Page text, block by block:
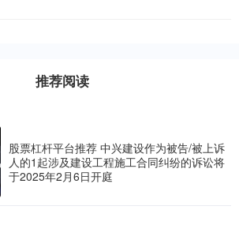
推荐阅读
股票杠杆平台推荐 中兴建设作为被告/被上诉
人的1起涉及建设工程施工合同纠纷的诉讼将
于2025年2月6日开庭